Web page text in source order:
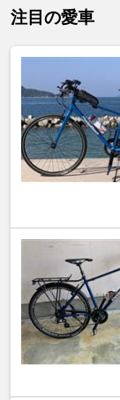
注目の愛車